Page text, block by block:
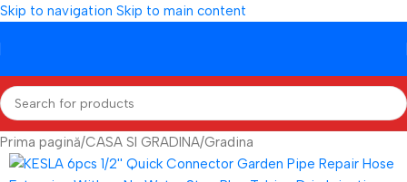
Skip to navigation Skip to main content
Prima pagină/CASA SI GRADINA/Gradina